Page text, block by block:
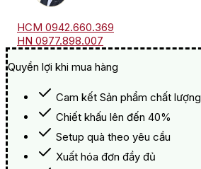
HCM 0942.660.369
HN 0977.898.007
Quyền lợi khi mua hàng
Cam kết Sản phẩm chất lượng
Chiết khấu lên đến 40%
Setup quà theo yêu cầu
Xuất hóa đơn đầy đủ